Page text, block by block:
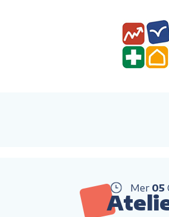
Mer 05